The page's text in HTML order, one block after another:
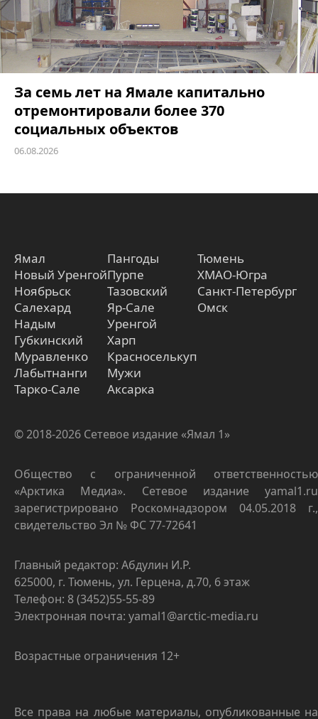
За семь лет на Ямале капитально
отремонтировали более 370
социальных объектов
06.08.2026
Ямал
Новый Уренгой
Ноябрьск
Салехард
Надым
Губкинский
Муравленко
Лабытнанги
Тарко-Сале
Пангоды
Пурпе
Тазовский
Яр-Сале
Уренгой
Харп
Красноселькуп
Мужи
Аксарка
Тюмень
ХМАО-Югра
Санкт-Петербург
Омск
© 2018-2026 Сетевое издание «Ямал 1»
Общество с ограниченной ответственностью
«Арктика Медиа». Сетевое издание yamal1.ru
зарегистрировано Роскомнадзором 04.05.2018 г.,
свидетельство Эл № ФС 77-72641
Главный редактор: Абдулин И.Р.
625000, г. Тюмень, ул. Герцена, д.70, 6 этаж
Телефон: 8 (3452)55-55-89
Электронная почта: yamal1@arctic-media.ru
Возрастные ограничения 12+
Все права на любые материалы, опубликованные на